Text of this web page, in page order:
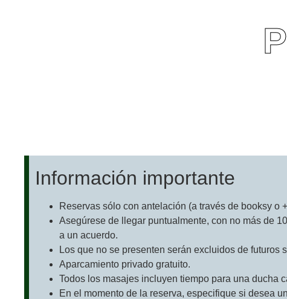
Gran Valor
Información importante
Reservas sólo con antelación (a través de booksy o
Asegúrese de llegar puntualmente, con no más de
a un acuerdo.
Los que no se presenten serán excluidos de futuros
Aparcamiento privado gratuito.
Todos los masajes incluyen tiempo para una ducha
En el momento de la reserva, especifique si desea